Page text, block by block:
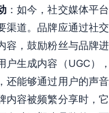
：如今，社交媒体平
渠道。品牌应通过社
容，鼓励粉丝与品牌
户生成内容（UGC）
还能够通过用户的声
内容被频繁分享时，